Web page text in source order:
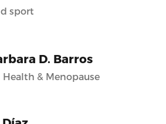
sport
D. Barros
& Menopause